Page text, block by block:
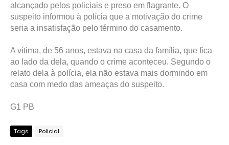
alcançado pelos policiais e preso em flagrante. O
suspeito informou à polícia que a motivação do crime
seria a insatisfação pelo término do casamento.
A vítima, de 56 anos, estava na casa da família, que fica
ao lado da dela, quando o crime aconteceu. Segundo o
relato dela à polícia, ela não estava mais dormindo em
casa com medo das ameaças do suspeito.
G1 PB
Tags Policial